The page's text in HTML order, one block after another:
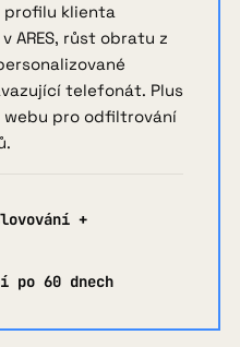
profilu klienta
ARES, růst obratu z
telefonát. Plus
webu pro odfiltrování
+
po 60 dnech